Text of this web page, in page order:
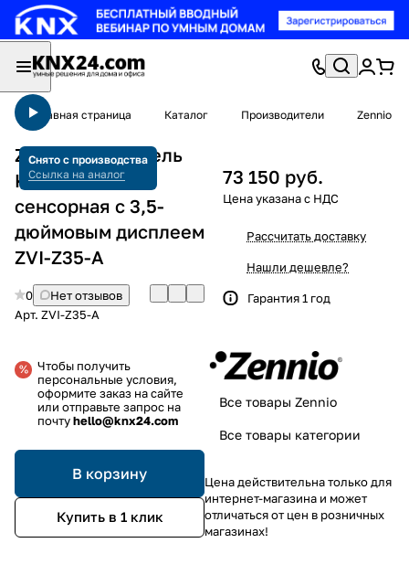
Главная страница Каталог Производители Zennio
Снято с производства
Ссылка на аналог
Zennio Z35 Панель
KNX ёмкостная
сенсорная с 3,5-
дюймовым дисплеем
ZVI-Z35-A
0
Нет отзывов
Арт. ZVI-Z35-A
Чтобы получить
персональные условия,
оформите заказ на сайте
или отправьте запрос на
почтуhello@knx24.com
В корзину
Купить в 1 клик
73 150 руб.
Рассчитать доставку
Нашли дешевле?
Гарантия 1 год
Все товары Zennio
Все товары категории
Цена действительна только для
интернет-магазина и может
отличаться от цен в розничных
магазинах!